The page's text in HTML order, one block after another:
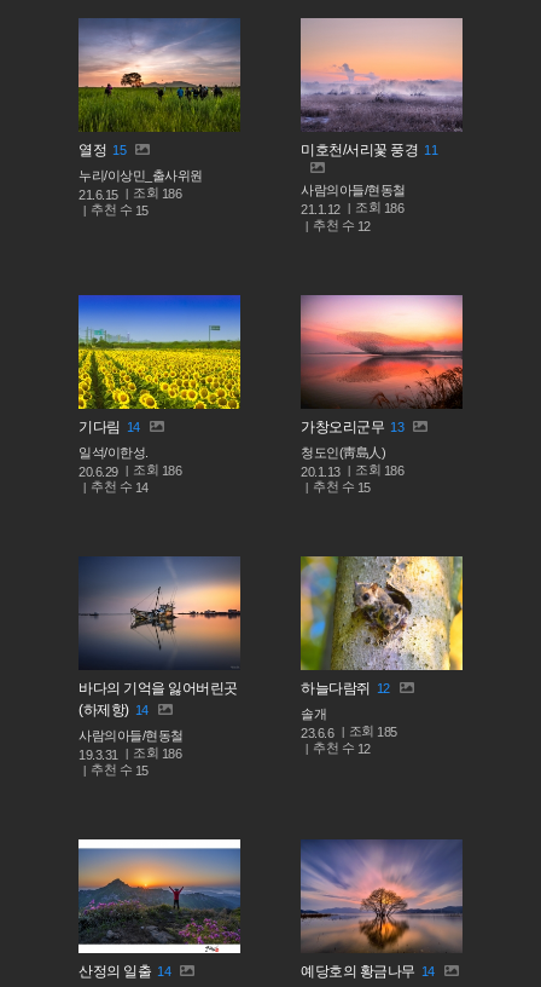
열정 15
누리/이상민_출사위원
21.6.15
조회 186
추천 수 15
미호천/서리꽃 풍경 11
사람의아들/현동철
21.1.12
조회 186
추천 수 12
기다림 14
일석/이한성.
20.6.29
조회 186
추천 수 14
가창오리군무 13
청도인(靑島人)
20.1.13
조회 186
추천 수 15
바다의 기억을 잃어버린곳
(하제항) 14
사람의아들/현동철
19.3.31
조회 186
추천 수 15
하늘다람쥐 12
솔개
23.6.6
조회 185
추천 수 12
산정의 일출 14
예당호의 황금나무 14